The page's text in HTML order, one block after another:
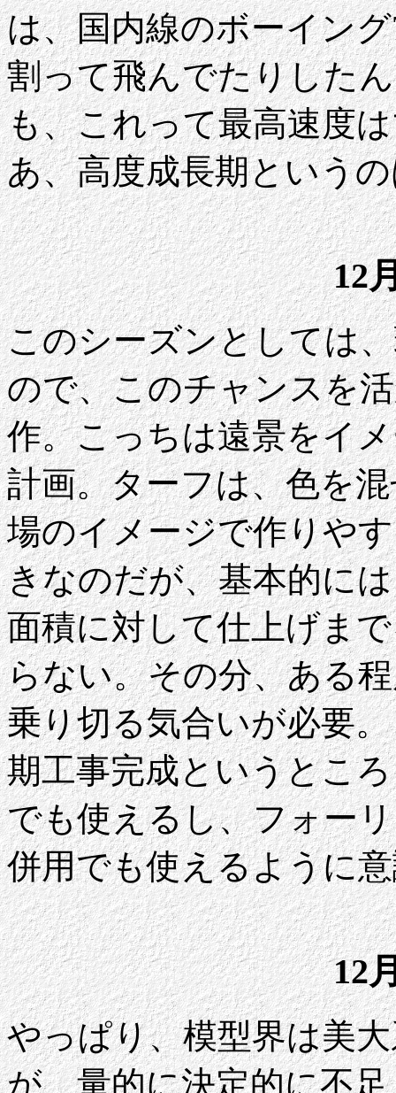
は、国内線のボーイン
割って飛んでたりした
も、これって最高速度
あ、高度成長期という
12
このシーズンとしては
ので、このチャンスを
作。こっちは遠景をイ
計画。ターフは、色を
場のイメージで作りや
きなのだが、基本的に
面積に対して仕上げま
らない。その分、ある
乗り切る気合いが必要
期工事完成というとこ
でも使えるし、フォー
併用でも使えるように
12
やっぱり、模型界は美
が、量的に決定的に不